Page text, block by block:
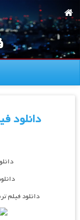
به
محتوای
اصلی
دانلود
دانلود فیلم